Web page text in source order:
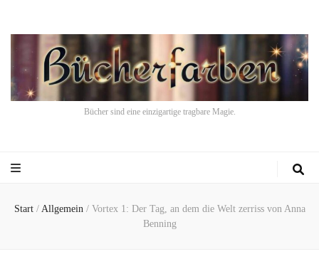
Bücher sind eine einzigartige tragbare Magie.
Start / Allgemein / Vortex 1: Der Tag, an dem die Welt zerriss von Anna
Benning